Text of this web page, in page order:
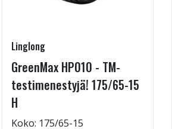
Linglong
GreenMax HP010 - TM-
testimenestyjä! 175/65-15
H
Koko: 175/65-15